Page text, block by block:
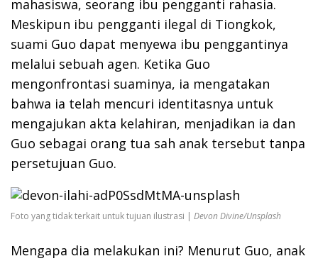
mahasiswa, seorang ibu pengganti rahasia.
Meskipun ibu pengganti ilegal di Tiongkok,
suami Guo dapat menyewa ibu penggantinya
melalui sebuah agen. Ketika Guo
mengonfrontasi suaminya, ia mengatakan
bahwa ia telah mencuri identitasnya untuk
mengajukan akta kelahiran, menjadikan ia dan
Guo sebagai orang tua sah anak tersebut tanpa
persetujuan Guo.
Foto yang tidak terkait untuk tujuan ilustrasi | Devon Divine/Unsplash
Mengapa dia melakukan ini? Menurut Guo, anak